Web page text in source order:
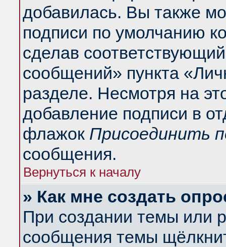
добавилась. Вы также
подписи по умолчанию
сделав
сообщений» пункта
разделе. Несмотря на
добавление подписи в
флажок Присоединить
сообщения.
Вернуться к началу
» Как мне создать
При создании темы или
сообщения темы